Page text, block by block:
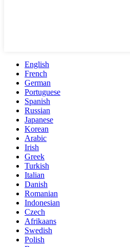
English
French
German
Portuguese
Spanish
Russian
Japanese
Korean
Arabic
Irish
Greek
Turkish
Italian
Danish
Romanian
Indonesian
Czech
Afrikaans
Swedish
Polish